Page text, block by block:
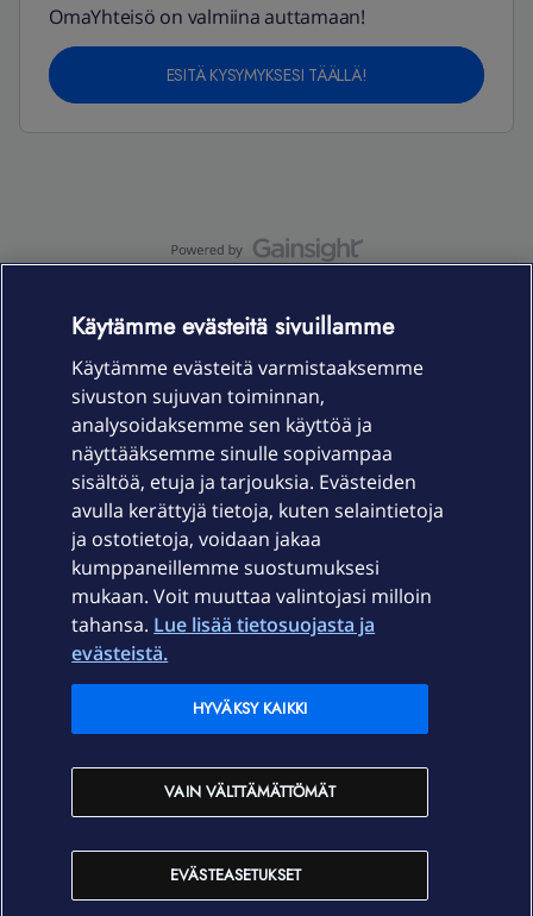
OmaYhteisö on valmiina auttamaan!
ESITÄ KYSYMYKSESI TÄÄLLÄ!
Laitteet & liittymät
Palvelut
Ajankohtaista
Elisa Oyj
In English
Käytämme evästeitä sivuillamme
Käytämme evästeitä varmistaaksemme
sivuston sujuvan toiminnan,
analysoidaksemme sen käyttöä ja
näyttääksemme sinulle sopivampaa
sisältöä, etuja ja tarjouksia. Evästeiden
avulla kerättyjä tietoja, kuten selaintietoja
ja ostotietoja, voidaan jakaa
kumppaneillemme suostumuksesi
mukaan. Voit muuttaa valintojasi milloin
tahansa. Lue lisää tietosuojasta ja
evästeistä.
EVÄSTEASETUKSET
VAIN VÄLTTÄMÄTTÖMÄT
HYVÄKSY KAIKKI